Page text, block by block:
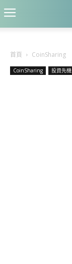
首頁 CoinSharing
CoinSharing 投資先機